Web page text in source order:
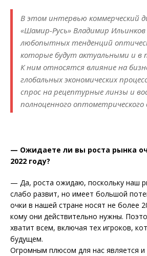
В этом интервью коммерческий
«Шамир-Русь» Владимир
любопытных тенденций
которые будут актуальными и в
К ним относятся влияние на
глобальных экономических
спрос на рецептурные линзы и
полноценного оптометрического
— Ожидаете ли вы роста рынка
2022 году?
— Да, роста ожидаю, поскольку наш
слабо развит, но имеет большой
очки в нашей стране носят не более
кому они действительно нужны.
хватит всем, включая тех игроков,
будущем.
Огромным плюсом для нас является и